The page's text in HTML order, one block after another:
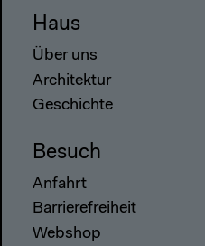
Haus
Über uns
Architektur
Geschichte
Besuch
Anfahrt
Barrierefreiheit
Webshop